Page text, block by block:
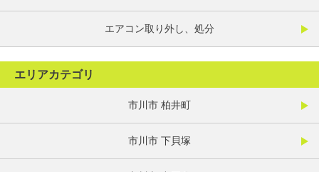
エアコン取り外し、処分
エリアカテゴリ
市川市 柏井町
市川市 下貝塚